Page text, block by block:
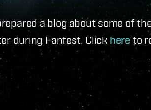
a blog about some of
during Fanfest. Clickhere to